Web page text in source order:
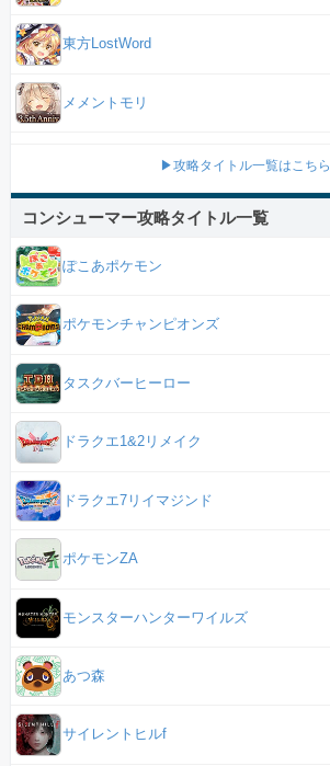
東方LostWord
メメントモリ
▶攻略タイトル一覧はこちら
コンシューマー攻略タイトル一覧
ぽこあポケモン
ポケモンチャンピオンズ
タスクバーヒーロー
ドラクエ1&2リメイク
ドラクエ7リイマジンド
ポケモンZA
モンスターハンターワイルズ
あつ森
サイレントヒルf